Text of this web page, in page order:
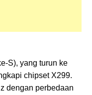
S), yang turun ke
chipset X299.
dengan perbedaan